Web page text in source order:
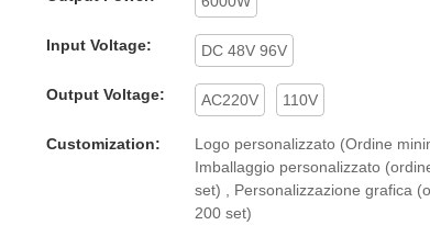
Input Voltage: DC 48V 96V
Output Voltage: AC220V 110V
Customization:
Logo personalizzato (Ordine
Imballaggio personalizzato
set) , Personalizzazione grafica
200 set)